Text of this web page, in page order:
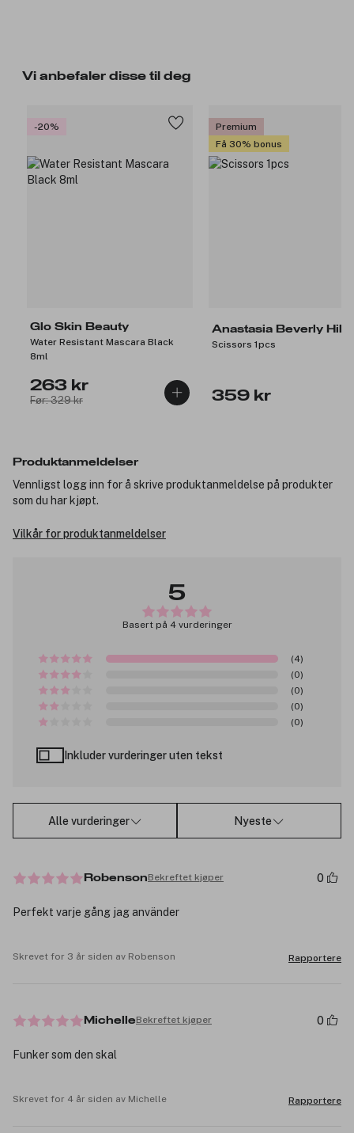
Vi anbefaler disse til deg
-20%
Glo Skin Beauty
Water Resistant Mascara Black
8ml
263 kr
Før: 329 kr
Premium
Få 30% bonus
Anastasia Beverly Hills
Scissors 1pcs
359 kr
Produktanmeldelser
Vennligst logg inn for å skrive produktanmeldelse på produkter
som du har kjøpt.
Vilkår for produktanmeldelser
5
Basert på 4 vurderinger
(4)
(0)
(0)
(0)
(0)
Inkluder vurderinger uten tekst
Alle vurderinger Nyeste
RobensonBekreftet kjøper 0
Perfekt varje gång jag använder
Skrevet for 3 år siden av Robenson Rapportere
MichelleBekreftet kjøper 0
Funker som den skal
Skrevet for 4 år siden av Michelle Rapportere